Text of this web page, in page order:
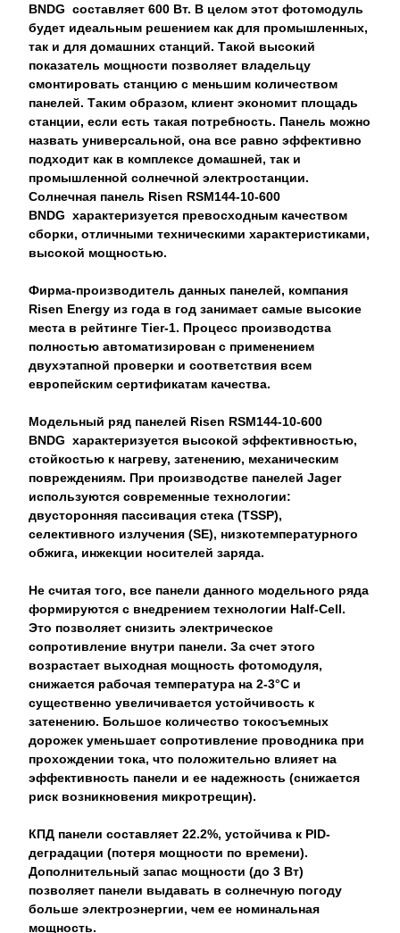
BNDG составляет 600 Вт. В целом этот фотомодуль
будет идеальным решением как для промышленных,
так и для домашних станций. Такой высокий
показатель мощности позволяет владельцу
смонтировать станцию ​​с меньшим количеством
панелей. Таким образом, клиент экономит площадь
станции, если есть такая потребность. Панель можно
назвать универсальной, она все равно эффективно
подходит как в комплексе домашней, так и
промышленной солнечной электростанции.
Солнечная панель Risen RSM144-10-600
BNDG характеризуется превосходным качеством
сборки, отличными техническими характеристиками,
высокой мощностью.
Фирма-производитель данных панелей, компания
Risen Energy из года в год занимает самые высокие
места в рейтинге Tier-1. Процесс производства
полностью автоматизирован с применением
двухэтапной проверки и соответствия всем
европейским сертификатам качества.
Модельный ряд панелей Risen RSM144-10-600
BNDG характеризуется высокой эффективностью,
стойкостью к нагреву, затенению, механическим
повреждениям. При производстве панелей Jager
используются современные технологии:
двусторонняя пассивация стека (TSSP),
селективного излучения (SE), низкотемпературного
обжига, инжекции носителей заряда.
Не считая того, все панели данного модельного ряда
формируются с внедрением технологии Half-Cell.
Это позволяет снизить электрическое
сопротивление внутри панели. За счет этого
возрастает выходная мощность фотомодуля,
снижается рабочая температура на 2-3°C и
существенно увеличивается устойчивость к
затенению. Большое количество токосъемных
дорожек уменьшает сопротивление проводника при
прохождении тока, что положительно влияет на
эффективность панели и ее надежность (снижается
риск возникновения микротрещин).
КПД панели составляет 22.2%, устойчива к PID-
деградации (потеря мощности по времени).
Дополнительный запас мощности (до 3 Вт)
позволяет панели выдавать в солнечную погоду
больше электроэнергии, чем ее номинальная
мощность.